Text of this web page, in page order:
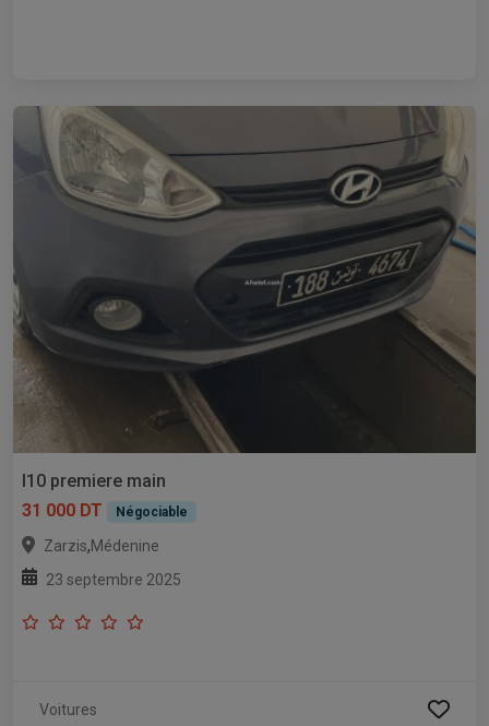
I10 premiere main
31 000 DT
Négociable
Zarzis,Médenine
23 septembre 2025
Voitures